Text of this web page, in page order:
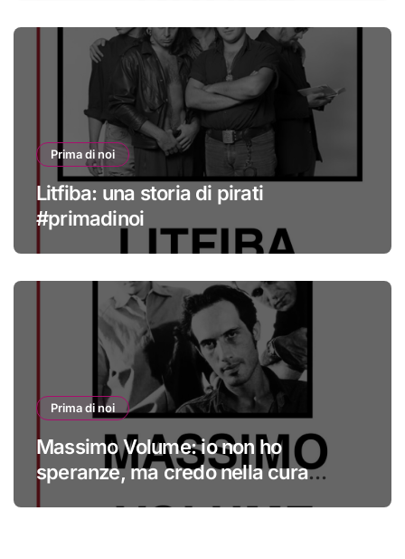
Prima di noi
Litfiba: una storia di pirati
#primadinoi
Prima di noi
Massimo Volume: io non ho
speranze, ma credo nella cura